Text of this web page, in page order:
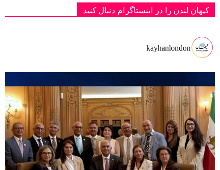
کیهان لندن را در اینستاگرام دنبال کنید
kayhanlondon